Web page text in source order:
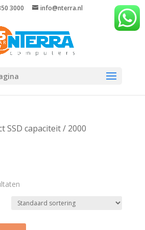
3000 info@nterra.nl
SSD capaciteit / 2000